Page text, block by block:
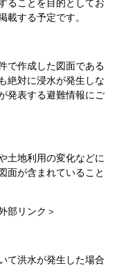
ることを目的としてお
載する予定です。
で作成した図面である
絶対に浸水が発生しな
発表する避難情報にご
土地利用の変化などに
面が含まれていること
部リンク＞
て洪水が発生した場合